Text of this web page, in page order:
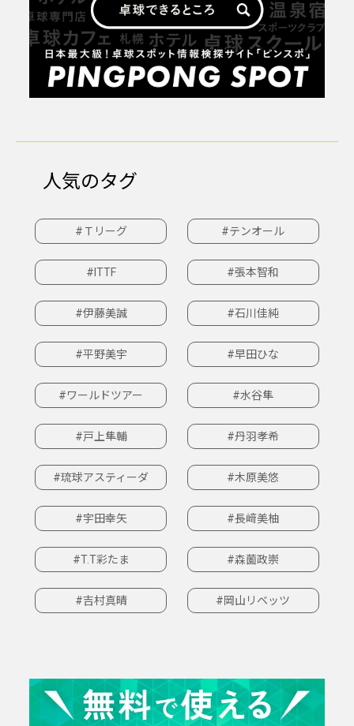
人気のタグ
#Ｔリーグ #テンオール
#ITTF #張本智和
#伊藤美誠 #石川佳純
#平野美宇 #早田ひな
#ワールドツアー #水谷隼
#戸上隼輔 #丹羽孝希
#琉球アスティーダ #木原美悠
#宇田幸矢 #長﨑美柚
#T.T彩たま #森薗政崇
#吉村真晴 #岡山リベッツ